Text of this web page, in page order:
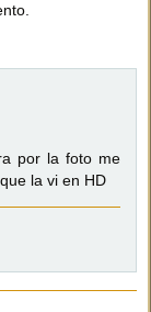
por la foto me
la vi en HD